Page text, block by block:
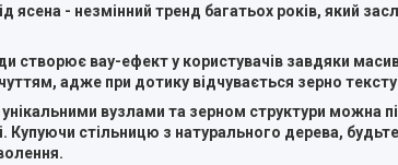
ясена - незмінний тренд багатьох років, який
створює вау-ефект у користувачів завдяки
адже при дотику відчувається зерно
унікальними вузлами та зерном структури
Купуючи стільницю з натурального дерева,